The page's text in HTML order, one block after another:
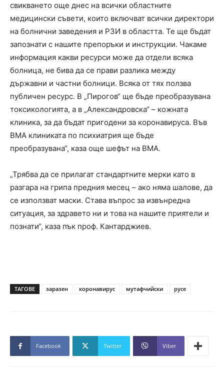
свикването още днес на всички областните
медицински съвети, които включват всички директори
на болнични заведения и РЗИ в областта. Те ще бъдат
запознати с нашите препоръки и инструкции. Чакаме
информация какви ресурси може да отдели всяка
болница, не бива да се прави разлика между
държавни и частни болници. Всяка от тях ползва
публичен ресурс. В „Пирогов“ ще бъде преобразувана
токсикологията, а в „Александровска“ – кожната
клиника, за да бъдат пригодени за коронавируса. Във
ВМА клиниката по психиатрия ще бъде
преобразувана“, каза още шефът на ВМА.
„Трябва да се прилагат стандартните мерки като в
разгара на грипа предния месец – ако няма шалове, да
се използват маски. Става въпрос за извънредна
ситуация, за здравето ни и това на нашите приятели и
познати“, каза пък проф. Кантарджиев.
ТАГОВЕ заразен коронавирус мутафчийски русе
Facebook Twitter Viber